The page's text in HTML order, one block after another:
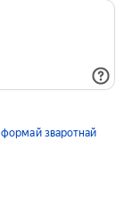
формай зваротнай